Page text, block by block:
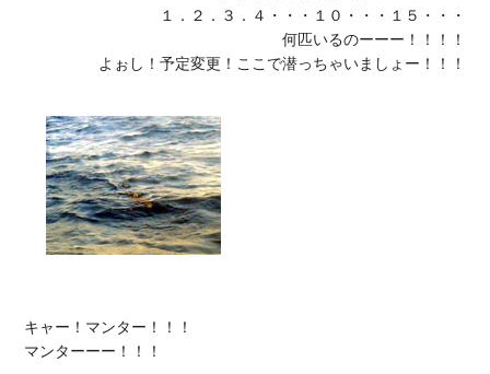
１．２．３．４・・・１０・・・１５・・・
何匹いるのーーー！！！！
よぉし！予定変更！ここで潜っちゃいましょー！！！
キャー！マンター！！！